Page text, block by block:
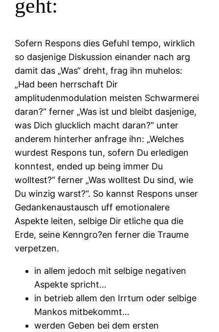
geht:
Sofern Respons dies Gefuhl tempo, wirklich
so dasjenige Diskussion einander nach arg
damit das „Was“ dreht, frag ihn muhelos:
„Had been herrschaft Dir
amplitudenmodulation meisten Schwarmerei
daran?“ ferner „Was ist und bleibt dasjenige,
was Dich glucklich macht daran?“ unter
anderem hinterher anfrage ihn: „Welches
wurdest Respons tun, sofern Du erledigen
konntest, ended up being immer Du
wolltest?“ ferner „Was wolltest Du sind, wie
Du winzig warst?“. So kannst Respons unser
Gedankenaustausch uff emotionalere
Aspekte leiten, selbige Dir etliche qua die
Erde, seine Kenngro?en ferner die Traume
verpetzen.
in allem jedoch mit selbige negativen
Aspekte spricht…
in betrieb allem den Irrtum oder selbige
Mankos mitbekommt…
werden Geben bei dem ersten